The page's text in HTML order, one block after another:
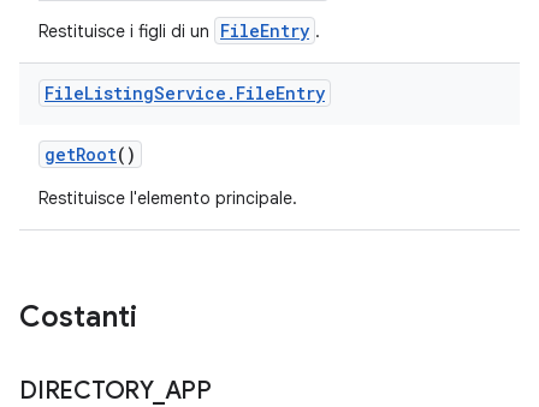
Restituisce i figli di un FileEntry .
FileListingService . FileEntry
getRoot()
Restituisce l'elemento principale.
Costanti
DIRECTORY_ APP